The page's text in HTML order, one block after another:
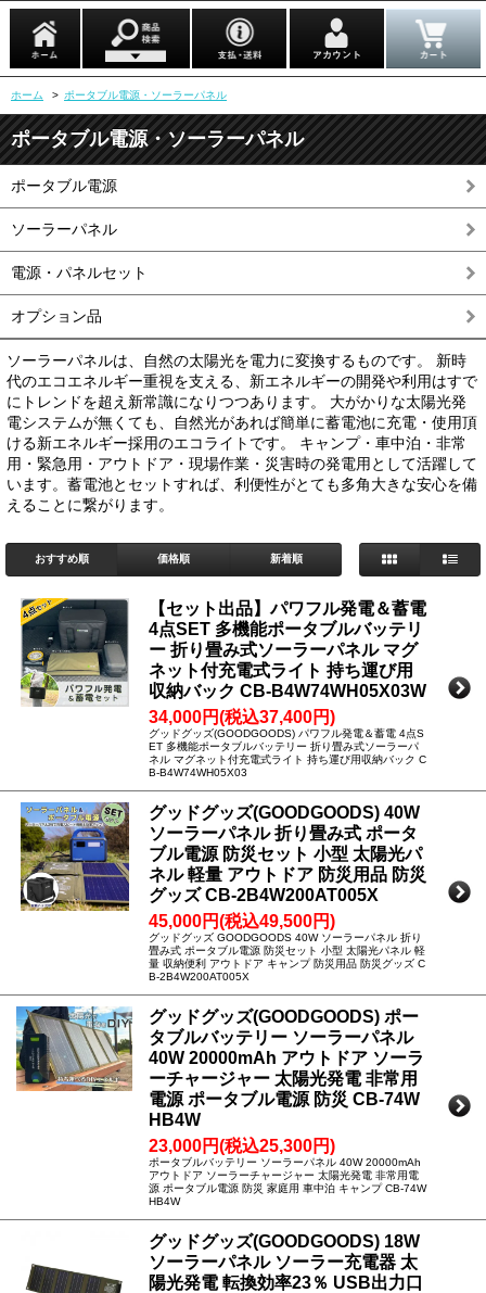
ホーム > ポータブル電源・ソーラーパネル
ポータブル電源・ソーラーパネル
ポータブル電源
ソーラーパネル
電源・パネルセット
オプション品
ソーラーパネルは、自然の太陽光を電力に変換するものです。 新時
代のエコエネルギー重視を支える、新エネルギーの開発や利用はすで
にトレンドを超え新常識になりつつあります。 大がかりな太陽光発
電システムが無くても、自然光があれば簡単に蓄電池に充電・使用頂
ける新エネルギー採用のエコライトです。 キャンプ・車中泊・非常
用・緊急用・アウトドア・現場作業・災害時の発電用として活躍して
います。蓄電池とセットすれば、利便性がとても多角大きな安心を備
えることに繋がります。
おすすめ順 価格順 新着順
【セット出品】パワフル発電＆蓄電
4点SET 多機能ポータブルバッテリ
ー 折り畳み式ソーラーパネル マグ
ネット付充電式ライト 持ち運び用
収納バック CB-B4W74WH05X03W
34,000円(税込37,400円)
グッドグッズ(GOODGOODS) パワフル発電＆蓄電 4点S
ET 多機能ポータブルバッテリー 折り畳み式ソーラーパ
ネル マグネット付充電式ライト 持ち運び用収納バック C
B-B4W74WH05X03
グッドグッズ(GOODGOODS) 40W
ソーラーパネル 折り畳み式 ポータ
ブル電源 防災セット 小型 太陽光パ
ネル 軽量 アウトドア 防災用品 防災
グッズ CB-2B4W200AT005X
45,000円(税込49,500円)
グッドグッズ GOODGOODS 40W ソーラーパネル 折り
畳み式 ポータブル電源 防災セット 小型 太陽光パネル 軽
量 収納便利 アウトドア キャンプ 防災用品 防災グッズ C
B-2B4W200AT005X
グッドグッズ(GOODGOODS) ポー
タブルバッテリー ソーラーパネル
40W 20000mAh アウトドア ソーラ
ーチャージャー 太陽光発電 非常用
電源 ポータブル電源 防災 CB-74W
HB4W
23,000円(税込25,300円)
ポータブルバッテリー ソーラーパネル 40W 20000mAh
アウトドア ソーラーチャージャー 太陽光発電 非常用電
源 ポータブル電源 防災 家庭用 車中泊 キャンプ CB-74W
HB4W
グッドグッズ(GOODGOODS) 18W
ソーラーパネル ソーラー充電器 太
陽光発電 転換効率23％ USB出力口